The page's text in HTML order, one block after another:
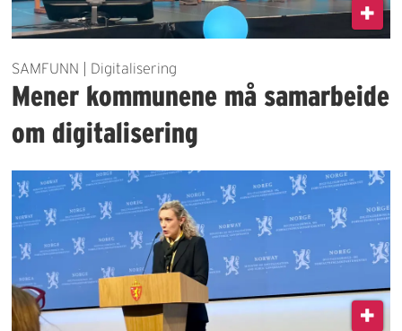
SAMFUNN | Digitalisering
Mener kommunene må samarbeide
om digitalisering